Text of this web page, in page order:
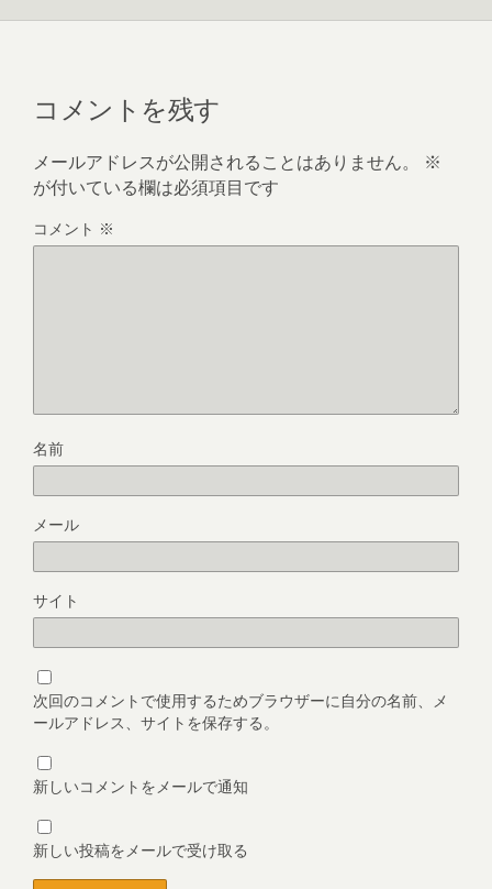
コメントを残す
メールアドレスが公開されることはありません。
※
が付いている欄は必須項目です
コメント ※
名前
メール
サイト
次回のコメントで使用するためブラウザーに自分の名前、メ
ールアドレス、サイトを保存する。
新しいコメントをメールで通知
新しい投稿をメールで受け取る